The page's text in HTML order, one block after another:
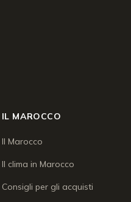
IL MAROCCO
Il Marocco
Il clima in Marocco
Consigli per gli acquisti